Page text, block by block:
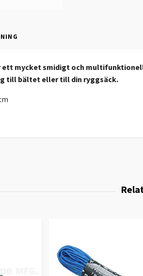
ett mycket smidigt och
till bältet eller till din ryggsäck.